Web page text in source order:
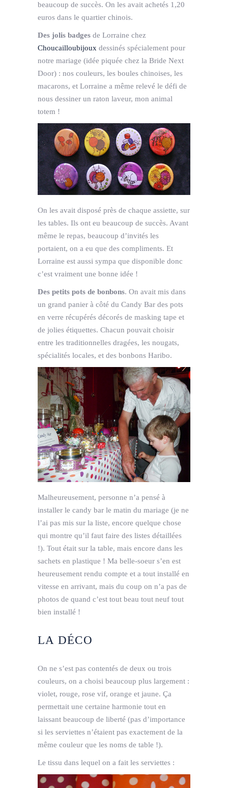
beaucoup de succès. On les avait achetés 1,20
euros dans le quartier chinois.
Des jolis badges de Lorraine chez
Choucailloubijoux dessinés spécialement pour
notre mariage (idée piquée chez la Bride Next
Door) : nos couleurs, les boules chinoises, les
macarons, et Lorraine a même relevé le défi de
nous dessiner un raton laveur, mon animal
totem !
On les avait disposé près de chaque assiette, sur
les tables. Ils ont eu beaucoup de succès. Avant
même le repas, beaucoup d’invités les
portaient, on a eu que des compliments. Et
Lorraine est aussi sympa que disponible donc
c’est vraiment une bonne idée !
Des petits pots de bonbons. On avait mis dans
un grand panier à côté du Candy Bar des pots
en verre récupérés décorés de masking tape et
de jolies étiquettes. Chacun pouvait choisir
entre les traditionnelles dragées, les nougats,
spécialités locales, et des bonbons Haribo.
Malheureusement, personne n’a pensé à
installer le candy bar le matin du mariage (je ne
l’ai pas mis sur la liste, encore quelque chose
qui montre qu’il faut faire des listes détaillées
!). Tout était sur la table, mais encore dans les
sachets en plastique ! Ma belle-soeur s’en est
heureusement rendu compte et a tout installé en
vitesse en arrivant, mais du coup on n’a pas de
photos de quand c’est tout beau tout neuf tout
bien installé !
LA DÉCO
On ne s’est pas contentés de deux ou trois
couleurs, on a choisi beaucoup plus largement :
violet, rouge, rose vif, orange et jaune. Ça
permettait une certaine harmonie tout en
laissant beaucoup de liberté (pas d’importance
si les serviettes n’étaient pas exactement de la
même couleur que les noms de table !).
Le tissu dans lequel on a fait les serviettes :